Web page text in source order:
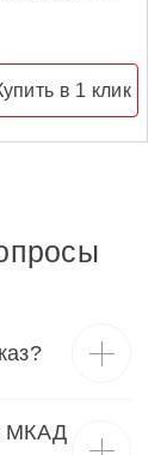
в 1 клик
МКАД